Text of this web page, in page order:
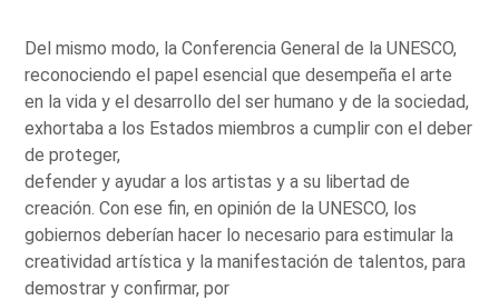
Del mismo modo, la Conferencia General de la UNESCO,
reconociendo el papel esencial que desempeña el arte
en la vida y el desarrollo del ser humano y de la sociedad,
exhortaba a los Estados miembros a cumplir con el deber
de proteger,
defender y ayudar a los artistas y a su libertad de
creación. Con ese fin, en opinión de la UNESCO, los
gobiernos deberían hacer lo necesario para estimular la
creatividad artística y la manifestación de talentos, para
demostrar y confirmar, por